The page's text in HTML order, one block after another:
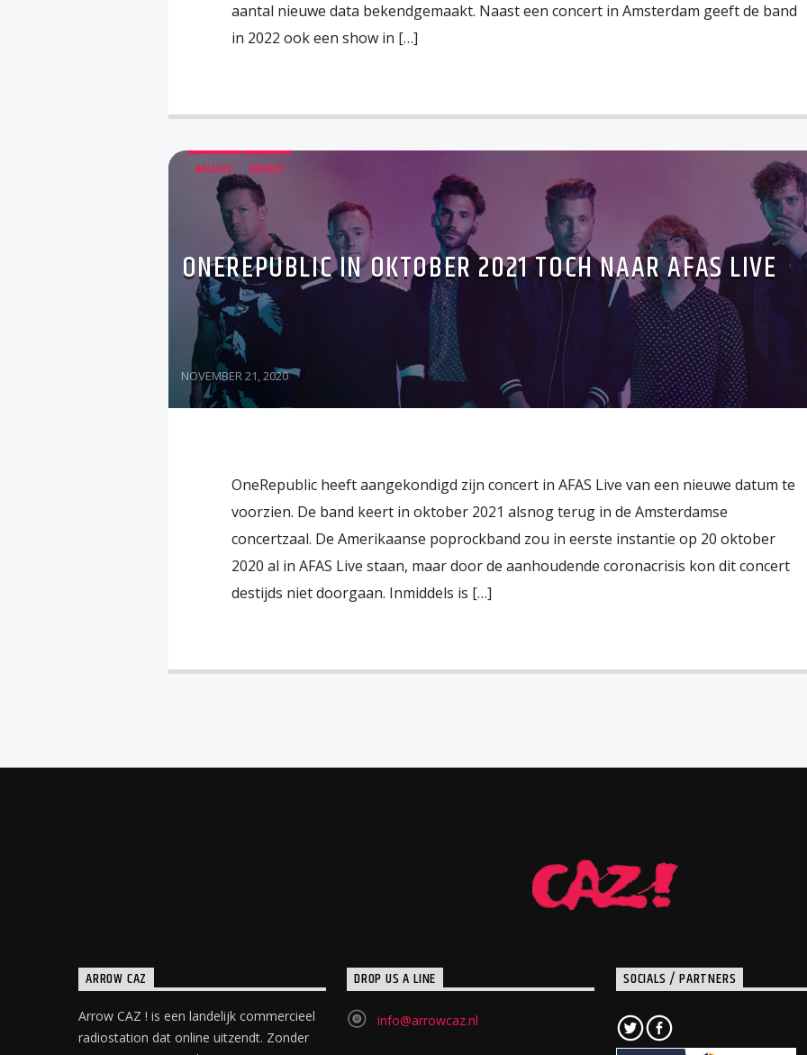
aantal nieuwe data bekendgemaakt. Naast een concert in Amsterdam geeft de band
in 2022 ook een show in […]
MUSIC NEWS
ONEREPUBLIC IN OKTOBER 2021 TOCH NAAR AFAS LIVE
NOVEMBER 21, 2020
OneRepublic heeft aangekondigd zijn concert in AFAS Live van een nieuwe datum te
voorzien. De band keert in oktober 2021 alsnog terug in de Amsterdamse
concertzaal. De Amerikaanse poprockband zou in eerste instantie op 20 oktober
2020 al in AFAS Live staan, maar door de aanhoudende coronacrisis kon dit concert
destijds niet doorgaan. Inmiddels is […]
ARROW CAZ
Arrow CAZ ! is een landelijk commercieel
radiostation dat online uitzendt. Zonder
DROP US A LINE
info@arrowcaz.nl
SOCIALS / PARTNERS